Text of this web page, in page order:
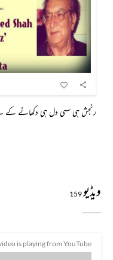
رنجش ہی سہی دل ہی دکھانے کے
ویڈیو159
is playing from YouTube